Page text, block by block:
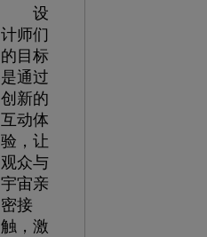
设
计师们
的目标
是通过
创新的
互动体
验，让
观众与
宇宙亲
密接
触，激